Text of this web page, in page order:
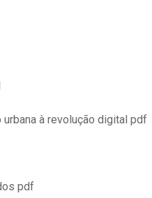
à revolução digital pdf
pdf